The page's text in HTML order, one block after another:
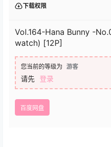
下载权限
Vol.164-Hana Bunny -
watch) [12P]
您当前的等级为 游客
请先 登录
百度网盘